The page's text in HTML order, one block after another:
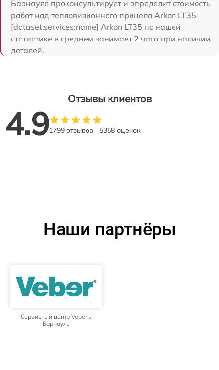
Барнауле проконсультирует и определит стоимость
работ над тепловизионного прицела Arkon LT35.
[dataset:services:name] Arkon LT35 по нашей
статистике в среднем занимает 2 часа при наличии
деталей.
Отзывы клиентов
4.91799 отзывов 5358 оценок
Наши партнёры
Сервисный центр Veber в
Барнауле